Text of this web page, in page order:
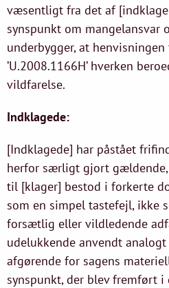
væsentligt fra det af
synspunkt om mangelansvar
underbygger, at henvisningen
’U.2008.1166H’ hverken
vildfarelse.
Indklagede:
[Indklagede] har påstået
herfor særligt gjort
til [klager] bestod i forkerte
som en simpel tastefejl, ikke
forsætlig eller vildledende
udelukkende anvendt
afgørende for sagens
synspunkt, der blev fremført i